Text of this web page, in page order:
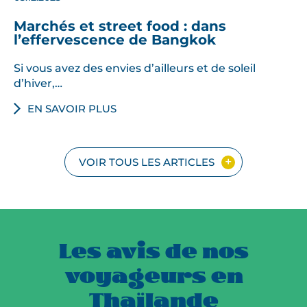
Marchés et street food : dans
l’effervescence de Bangkok
Si vous avez des envies d’ailleurs et de soleil
d’hiver,…
EN SAVOIR PLUS
VOIR TOUS LES ARTICLES
Les avis de nos
voyageurs en